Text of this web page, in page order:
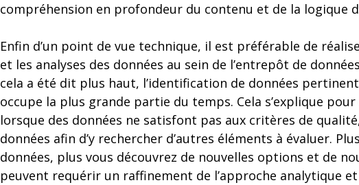
compréhension en profondeur du contenu et de la logique
Enfin d’un point de vue technique, il est préférable de
et les analyses des données au sein de l’entrepôt de
cela a été dit plus haut, l’identification de données
occupe la plus grande partie du temps. Cela s’explique
lorsque des données ne satisfont pas aux critères de
données afin d’y rechercher d’autres éléments à évaluer.
données, plus vous découvrez de nouvelles options et de
peuvent requérir un raffinement de l’approche analytique